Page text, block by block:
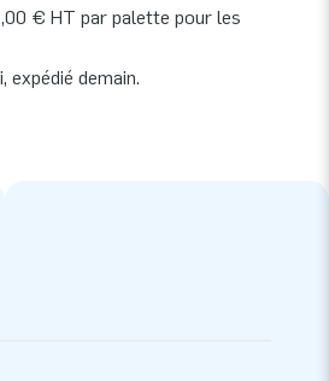
€ HT par palette pour les
expédié demain.